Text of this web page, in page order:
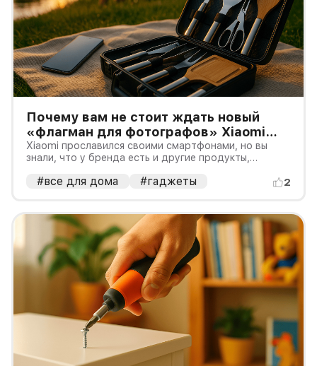
Почему вам не стоит ждать новый
«флагман для фотографов» Xiaomi
15T?
Xiaomi прославился своими смартфонами, но вы
знали, что у бренда есть и другие продукты,
#все для дома #гаджеты 2